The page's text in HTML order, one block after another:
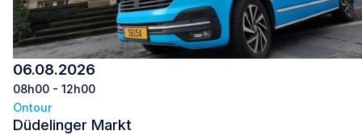
Düdelinger Markt
Ontour
06.08.2026
08h00 - 12h00